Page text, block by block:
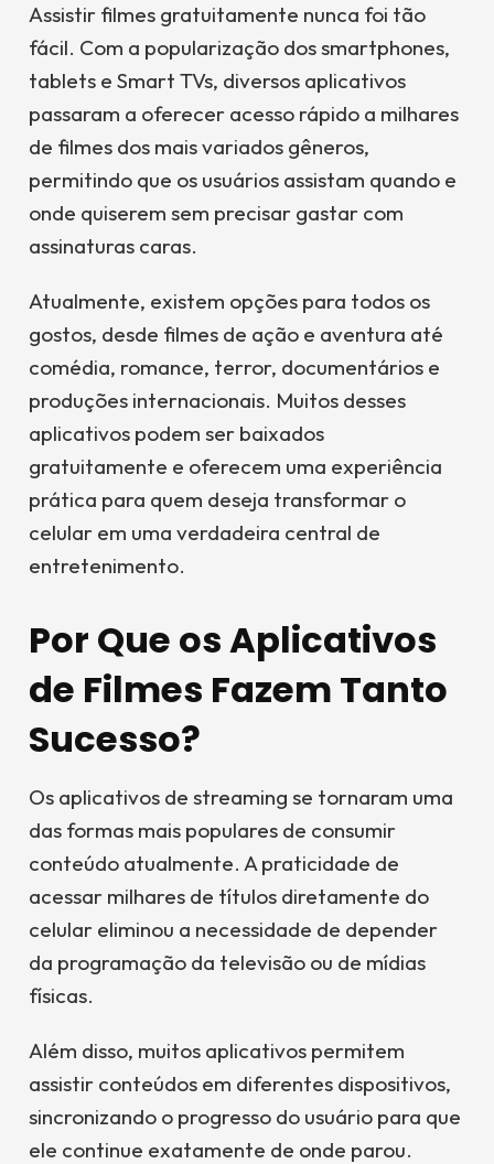
Assistir filmes gratuitamente nunca foi tão
fácil. Com a popularização dos smartphones,
tablets e Smart TVs, diversos aplicativos
passaram a oferecer acesso rápido a milhares
de filmes dos mais variados gêneros,
permitindo que os usuários assistam quando e
onde quiserem sem precisar gastar com
assinaturas caras.
Atualmente, existem opções para todos os
gostos, desde filmes de ação e aventura até
comédia, romance, terror, documentários e
produções internacionais. Muitos desses
aplicativos podem ser baixados
gratuitamente e oferecem uma experiência
prática para quem deseja transformar o
celular em uma verdadeira central de
entretenimento.
Por Que os Aplicativos
de Filmes Fazem Tanto
Sucesso?
Os aplicativos de streaming se tornaram uma
das formas mais populares de consumir
conteúdo atualmente. A praticidade de
acessar milhares de títulos diretamente do
celular eliminou a necessidade de depender
da programação da televisão ou de mídias
físicas.
Além disso, muitos aplicativos permitem
assistir conteúdos em diferentes dispositivos,
sincronizando o progresso do usuário para que
ele continue exatamente de onde parou.